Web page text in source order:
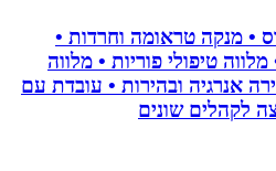
טראומה וחרדות •
טיפולי פוריות • מלווה
ובהירות • עובדת עם